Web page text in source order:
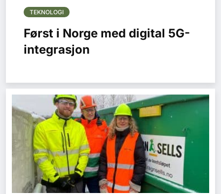
TEKNOLOGI
Først i Norge med digital 5G-
integrasjon